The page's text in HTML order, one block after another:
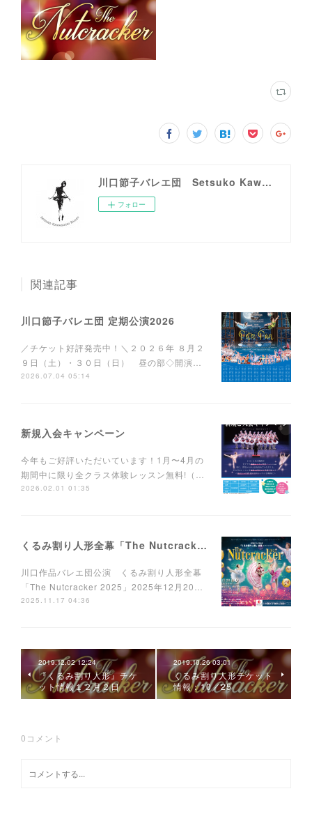
川口節子バレエ団 Setsuko Kawaguchi Ballet
フォロー
関連記事
川口節子バレエ団 定期公演2026
／チケット好評発売中！＼２０２６年 ８月２
９日（土）・３０日（日） 昼の部◇開演…
2026.07.04 05:14
新規入会キャンペーン
今年もご好評いただいています！1月〜4月の
期間中に限り全クラス体験レッスン無料!（…
2026.02.01 01:35
くるみ割り人形全幕「The Nutcracker 2025」
川口作品バレエ団公演 くるみ割り人形全幕
「The Nutcracker 2025」2025年12月20…
2025.11.17 04:36
2019.12.02 12:24
『くるみ割り人形』チケ
ット情報１２月２日
2019.10.26 03:01
くるみ割り人形チケット
情報：10／25
0 コメント